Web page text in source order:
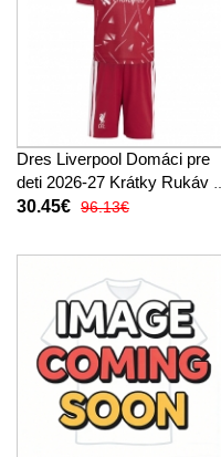
Dres Liverpool Domáci pre
deti 2026-27 Krátky Rukáv (+
trenírky)
30.45€ 96.13€